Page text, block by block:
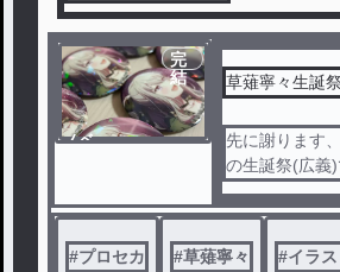
ノベ
完
結
草薙寧々生誕
先に謝ります
の生誕祭(広義)
#プロセカ #草薙寧々 #イラス